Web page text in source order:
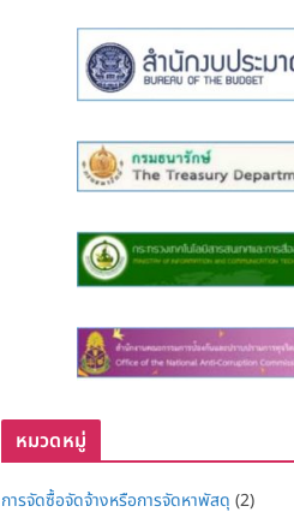
หมวดหมู่
การจัดซื้อจัดจ้างหรือการจัดหาพัสดุ (2)